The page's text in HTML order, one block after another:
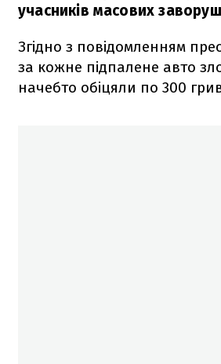
учасників масових
Згідно з повідомленням
за кожне підпалене авто
начебто обіцяли по 300